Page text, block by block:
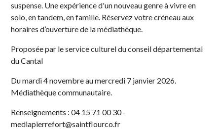
suspense. Une expérience d'un nouveau genre à vivre en
solo, en tandem, en famille. Réservez votre créneau aux
horaires d’ouverture de la médiathèque.
Proposée par le service culturel du conseil départemental
du Cantal
Du mardi 4 novembre au mercredi 7 janvier 2026.
Médiathèque communautaire.
Renseignements : 04 15 71 00 30 -
mediapierrefort@saintflourco.fr